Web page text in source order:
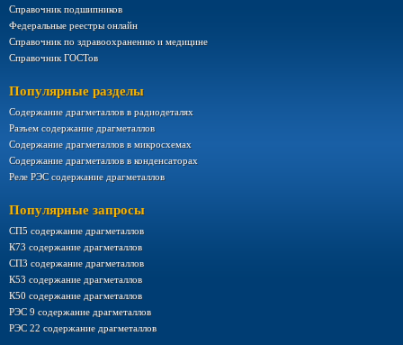
Справочник подшипников
Федеральные реестры онлайн
Справочник по здравоохранению и медицине
Справочник ГОСТов
Популярные разделы
Содержание драгметаллов в радиодеталях
Разъем содержание драгметаллов
Содержание драгметаллов в микросхемах
Содержание драгметаллов в конденсаторах
Реле РЭС содержание драгметаллов
Популярные запросы
СП5 содержание драгметаллов
К73 содержание драгметаллов
СП3 содержание драгметаллов
К53 содержание драгметаллов
К50 содержание драгметаллов
РЭС 9 содержание драгметаллов
РЭС 22 содержание драгметаллов